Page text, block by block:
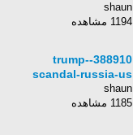
shaun
1194 مشاهده
388910-trump-
scandal-russia-us
shaun
1185 مشاهده